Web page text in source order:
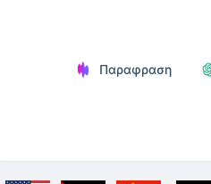
Παραφραση